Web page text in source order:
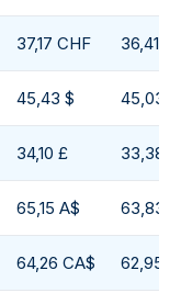
37,17 CHF 36,41
45,43 $ 45,03 $
34,10 £ 33,38 £
65,15 A$ 63,83
64,26 CA$ 62,95